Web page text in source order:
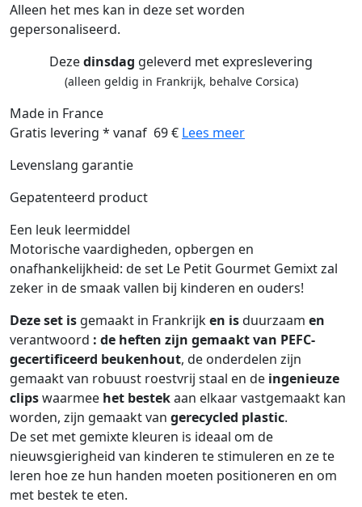
Alleen het mes kan in deze set worden
gepersonaliseerd.
Dezedinsdag geleverd met expreslevering
(alleen geldig in Frankrijk, behalve Corsica)
Made in France
Gratis levering * vanaf 69 € Lees meer
Levenslang garantie
Gepatenteerd product
Een leuk leermiddel
Motorische vaardigheden, opbergen en
onafhankelijkheid: de set Le Petit Gourmet Gemixt zal
zeker in de smaak vallen bij kinderen en ouders!
Deze set is gemaakt in Frankrijken isduurzaam en
verantwoord : de heften zijn gemaakt van PEFC-
gecertificeerd beukenhout, de onderdelen zijn
gemaakt van robuust roestvrij staal en de ingenieuze
clipswaarmee het bestekaan elkaar vastgemaakt kan
worden, zijn gemaakt van gerecycled plastic.
De set met gemixte kleuren is ideaal om de
nieuwsgierigheid van kinderen te stimuleren en ze te
leren hoe ze hun handen moeten positioneren en om
met bestek te eten.